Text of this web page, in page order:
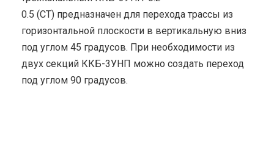
0.5 (СТ) предназначен для перехода трассы из
горизонтальной плоскости в вертикальную вниз
под углом 45 градусов. При необходимости из
двух секций ККБ-3УНП можно создать переход
под углом 90 градусов.